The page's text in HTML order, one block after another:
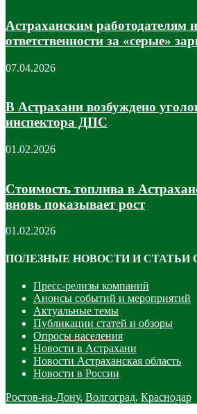
Астраханским работодателям
ответственности за «серые»
07.04.2026
В Астрахани возбуждено
инспектора ДПС
01.02.2026
Стоимость топлива в
вновь показывает рост
01.02.2026
ПОЛЕЗНЫЕ НОВОСТИ И СТАТЬИ
Пресс-релизы компаний
Анонсы событий и мероприятий
Актуальные темы
Публикации статей и обзоры
Опросы населения
Новости в Астрахани
Новости Астраханская область
Новости в России
Ростов-на-Дону, Волгоград, Краснодар